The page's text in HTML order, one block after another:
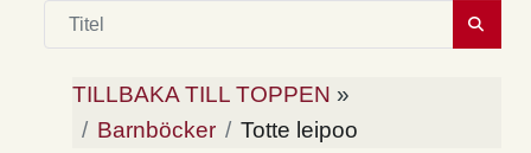
TILLBAKA TILL TOPPEN »
Barnböcker
Totte leipoo